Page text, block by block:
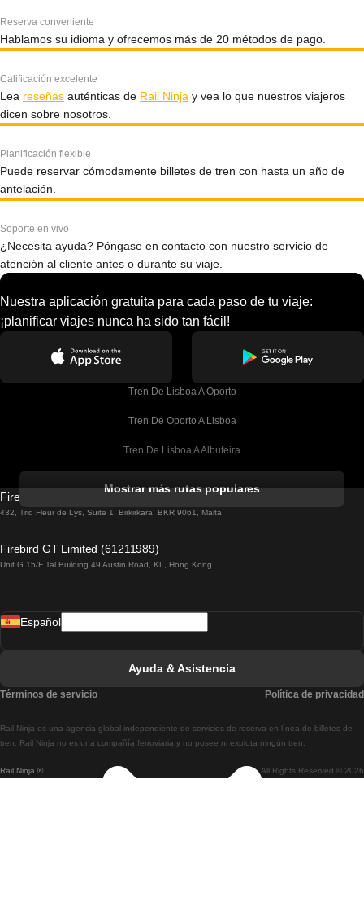
Reserva conveniente
Hablamos su idioma y ofrecemos más de 20 métodos de pago.
Calificación excelente
Lea reseñas auténticas de Rail Ninja y vea lo que nuestros viajeros
dicen sobre nosotros.
Planificación flexible
Puede reservar cómodamente billetes de tren con hasta un año de
antelación.
Soporte en vivo
¿Necesita ayuda? Póngase en contacto con nuestro servicio de
atención al cliente antes o durante su viaje.
Nuestra aplicación gratuita para cada paso de tu viaje:
¡planificar viajes nunca ha sido tan fácil!
Tren De Lisboa A Oporto
Tren De Oporto A Lisboa
Tren De Lisboa A Albufeira
Tren De Lisboa A Lagos
Tren De Lisboa A Madrid
Tren De Lisboa A Braga
Tren De Braga A Lisboa
Mostrar más rutas populares
Firebird GT Limited (OC 1451)
432, Triq Fleur de Lys, Suite 1, Birkirkara, BKR 9061, Malta
Firebird GT Limited (61211989)
Unit G 15/F Tal Building 49 Austin Road, KL, Hong Kong
Rail Ninja ® All Rights Reserved © 2026
Rail.Ninja es una agencia global independiente de servicios de reserva en línea de billetes de
tren. Rail Ninja no es una compañía ferroviaria y no posee ni explota ningún tren.
Español
Ayuda & Asistencia
Términos de servicio Política de privacidad